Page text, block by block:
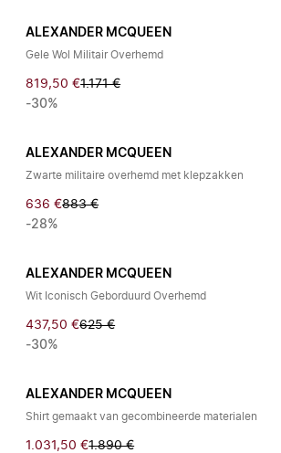
ALEXANDER MCQUEEN
Gele Wol Militair Overhemd
819,50 €1.171 €
-30%
ALEXANDER MCQUEEN
Zwarte militaire overhemd met klepzakken
636 €883 €
-28%
ALEXANDER MCQUEEN
Wit Iconisch Geborduurd Overhemd
437,50 €625 €
-30%
ALEXANDER MCQUEEN
Shirt gemaakt van gecombineerde materialen
1.031,50 €1.890 €